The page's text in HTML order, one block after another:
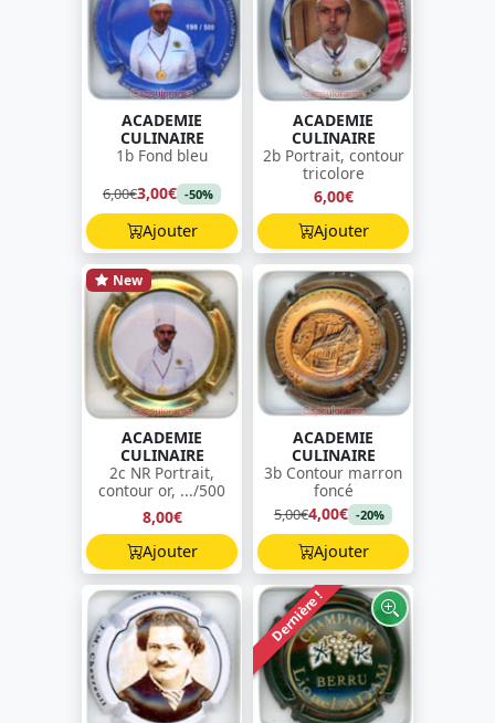
ACADEMIE
CULINAIRE
1b Fond bleu
6,00€3,00€ -50%
Ajouter
ACADEMIE
CULINAIRE
2b Portrait, contour
tricolore
6,00€
Ajouter
New
ACADEMIE
CULINAIRE
2c NR Portrait,
contour or, .../500
8,00€
Ajouter
ACADEMIE
CULINAIRE
3b Contour marron
foncé
5,00€4,00€ -20%
Ajouter
Dernière !